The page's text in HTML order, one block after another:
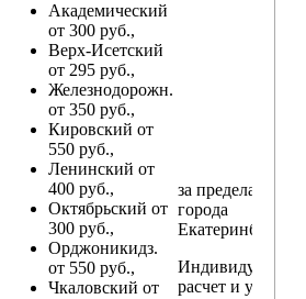
Академический
от 300 руб.,
Верх-Исетский
от 295 руб.,
Железнодорожн.
от 350 руб.,
Кировский от
550 руб.,
Ленинский от
400 руб.,
Октябрьский от
300 руб.,
Орджоникидз.
от 550 руб.,
Чкаловский от
за пределами
города
Екатеринбург
расчет и условия